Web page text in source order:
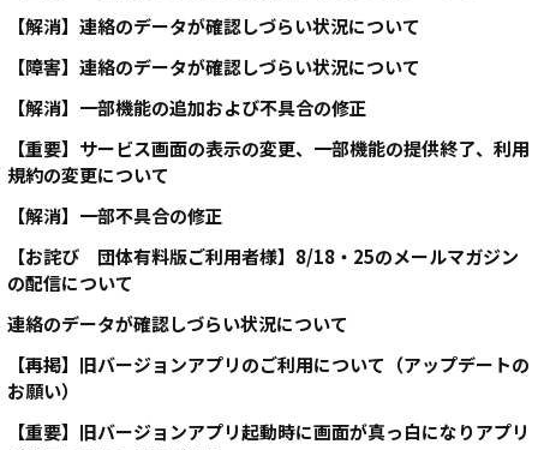
【解消】連絡のデータが確認しづらい状況について
【障害】連絡のデータが確認しづらい状況について
【解消】一部機能の追加および不具合の修正
【重要】サービス画面の表示の変更、一部機能の提供終了、利用
規約の変更について
【解消】一部不具合の修正
【お詫び 団体有料版ご利用者様】8/18・25のメールマガジン
の配信について
連絡のデータが確認しづらい状況について
【再掲】旧バージョンアプリのご利用について（アップデートの
お願い）
【重要】旧バージョンアプリ起動時に画面が真っ白になりアプリ